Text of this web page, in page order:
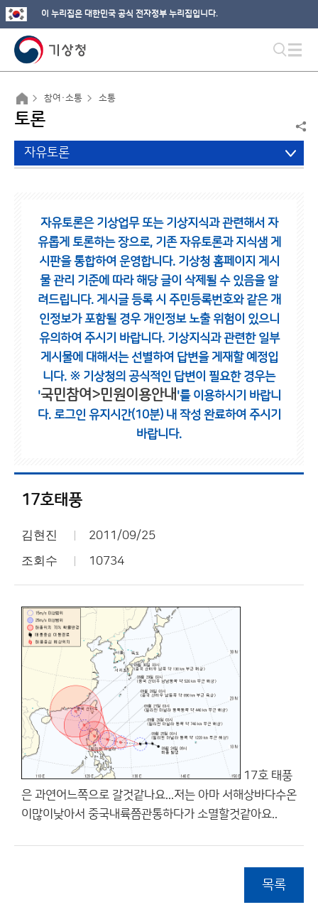
이 누리집은 대한민국 공식 전자정부 누리집입니다.
참여·소통 소통
토론
자유토론
자유토론은 기상업무 또는 기상지식과 관련해서 자
유롭게 토론하는 장으로, 기존 자유토론과 지식샘 게
시판을 통합하여 운영합니다. 기상청 홈페이지 게시
물 관리 기준에 따라 해당 글이 삭제될 수 있음을 알
려드립니다. 게시글 등록 시 주민등록번호와 같은 개
인정보가 포함될 경우 개인정보 노출 위험이 있으니
유의하여 주시기 바랍니다. 기상지식과 관련한 일부
게시물에 대해서는 선별하여 답변을 게재할 예정입
니다. ※ 기상청의 공식적인 답변이 필요한 경우는
'국민참여>민원이용안내 '를 이용하시기 바랍니
다. 로그인 유지시간(10분) 내 작성 완료하여 주시기
바랍니다.
17호태풍
김현진 2011/09/25
조회수 10734
17호 태풍
은 과연어느쪽으로 갈것같나요...저는 아마 서해상바다수온
이많이낮아서 중국내륙쯤관통하다가 소멸할것같아요..
목록